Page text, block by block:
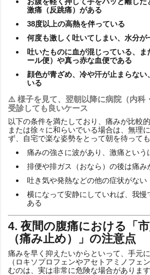
激痛（反跳痛）がある
38度以上の高熱を伴っている
何度も激しく吐いてしまい、水分が
吐いたものに血が混じっている、ま
ール便）や真っ赤な血便である
顔色が青ざめ、冷や汗が止まらない
いる
⚠️ 様子を見て、翌朝以降に病院（内科
受診しても良いケース
以下の条件を満たしており、痛みが比較
または徐々に和らいでいる場合は、無理
ず、自宅で楽な姿勢をとって朝を待って
痛みの強さに波があり、激痛という
排便や排ガス（おなら）の後は痛み
吐き気や発熱などの他の症状がない
横になって安静にしていれば、我慢
ある
4. 夜間の腹痛における「
（痛み止め）」の注意点
痛みを早く抑えたいからといって、手元
（ロキソプロフェンやアセトアミノフェ
むのは、実は非常に危険な場合があります